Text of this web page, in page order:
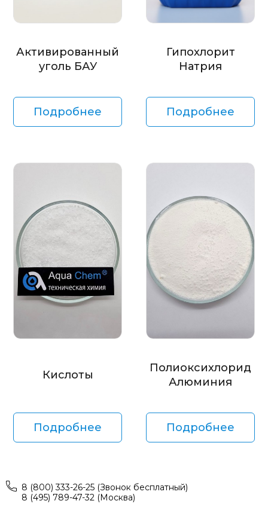
Активированный
уголь БАУ
Подробнее
Гипохлорит
Натрия
Подробнее
Кислоты
Подробнее
Полиоксихлорид
Алюминия
Подробнее
8 (800) 333-26-25 (Звонок бесплатный)
8 (495) 789-47-32 (Москва)